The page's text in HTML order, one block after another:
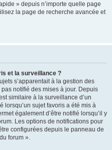
» depuis n’importe quelle page
la page de recherche avancée et
et la surveillance ?
s’apparentait à la gestion des
notifié des mises à jour. Depuis
similaire à la surveillance d’un
lorsqu’un sujet favoris a été mis à
également d’être notifié lorsqu’il y
Les options de notifications pour
configurées depuis le panneau de
forum ».